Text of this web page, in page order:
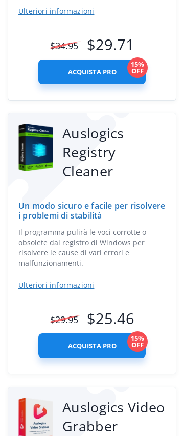
Ulteriori informazioni
$34.95 $29.71
ACQUISTA PRO
15%
OFF
Auslogics
Registry
Cleaner
Un modo sicuro e facile per risolvere
i problemi di stabilità
Il programma pulirà le voci corrotte o
obsolete dal registro di Windows per
risolvere le cause di vari errori e
malfunzionamenti.
Ulteriori informazioni
$29.95 $25.46
ACQUISTA PRO
15%
OFF
Auslogics Video
Grabber